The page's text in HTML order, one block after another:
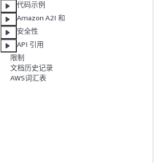
代码示例
Amazon A2I 和
安全性
API 引用
限制
文档历史记录
AWS词汇表